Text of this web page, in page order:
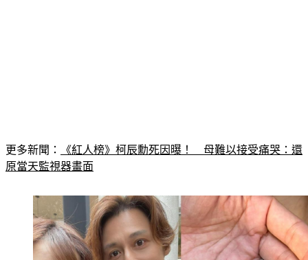
更多新聞：
《紅人榜》柯辰勳死因曝！　母難以接受痛哭：還
原當天監視器畫面